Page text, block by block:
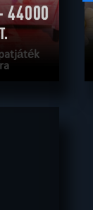
44000